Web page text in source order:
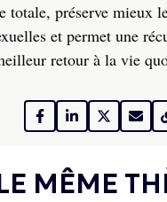
totale, préserve mieux
et permet une
retour à la vie
MÊME